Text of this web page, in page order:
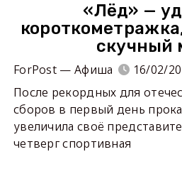
«Лёд» —
скучный
ForPost — Афиша
16/02/
После рекордных для
сборов в первый день
увеличила своё
четверг спортивная